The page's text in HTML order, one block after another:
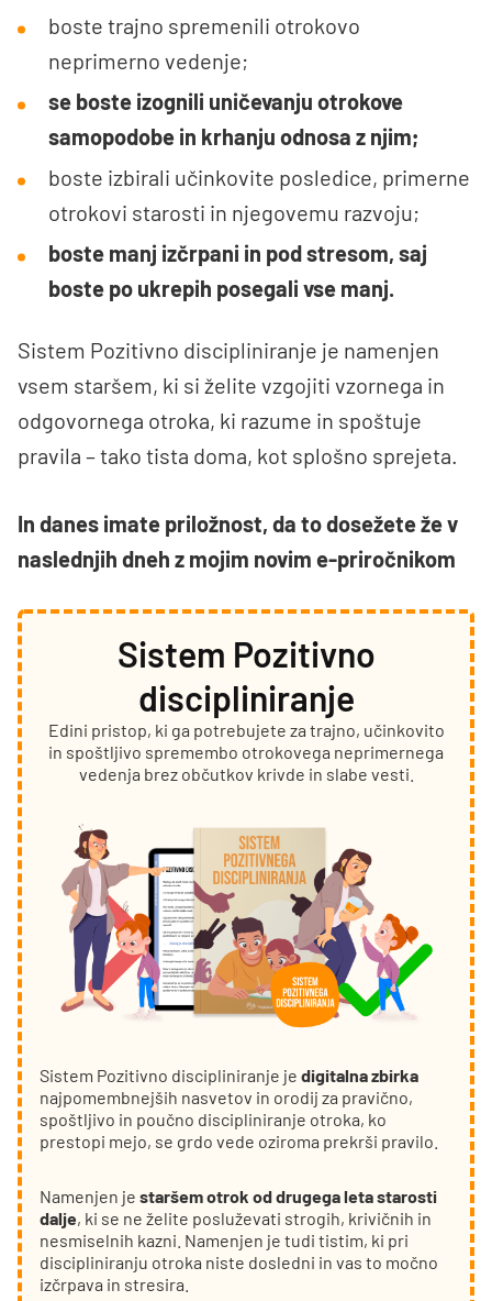
boste trajno spremenili otrokovo
neprimerno vedenje;
se boste izognili uničevanju otrokove
samopodobe in krhanju odnosa z njim;
boste izbirali učinkovite posledice, primerne
otrokovi starosti in njegovemu razvoju;
boste manj izčrpani in pod stresom, saj
boste po ukrepih posegali vse manj.
Sistem Pozitivno discipliniranje je namenjen
vsem staršem, ki si želite vzgojiti vzornega in
odgovornega otroka, ki razume in spoštuje
pravila – tako tista doma, kot splošno sprejeta.
In danes imate priložnost, da to dosežete že v
naslednjih dneh z mojim novim e-priročnikom
Sistem Pozitivno
discipliniranje
Edini pristop, ki ga potrebujete za trajno, učinkovito
in spoštljivo spremembo otrokovega neprimernega
vedenja brez občutkov krivde in slabe vesti.
Sistem Pozitivno discipliniranje je digitalna zbirka
najpomembnejših nasvetov in orodij za pravično,
spoštljivo in poučno discipliniranje otroka, ko
prestopi mejo, se grdo vede oziroma prekrši pravilo.
Namenjen je staršem otrok od drugega leta starosti
dalje, ki se ne želite posluževati strogih, krivičnih in
nesmiselnih kazni. Namenjen je tudi tistim, ki pri
discipliniranju otroka niste dosledni in vas to močno
izčrpava in stresira.